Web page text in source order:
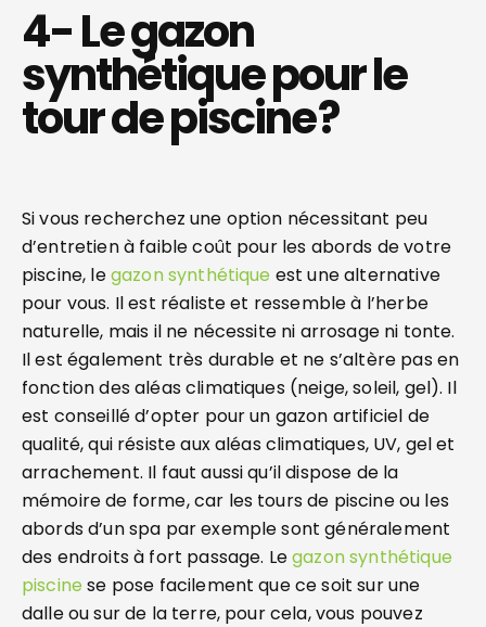
4- Le gazon
synthétique pour le
tour de piscine ?
Si vous recherchez une option nécessitant peu
d’entretien à faible coût pour les abords de votre
piscine, legazon synthétique est une alternative
pour vous. Il est réaliste et ressemble à l’herbe
naturelle, mais il ne nécessite ni arrosage ni tonte.
Il est également très durable et ne s’altère pas en
fonction des aléas climatiques (neige, soleil, gel). Il
est conseillé d’opter pour un gazon artificiel de
qualité, qui résiste aux aléas climatiques, UV, gel et
arrachement. Il faut aussi qu’il dispose de la
mémoire de forme, car les tours de piscine ou les
abords d’un spa par exemple sont généralement
des endroits à fort passage. Legazon synthétique
piscine se pose facilement que ce soit sur une
dalle ou sur de la terre, pour cela, vous pouvez